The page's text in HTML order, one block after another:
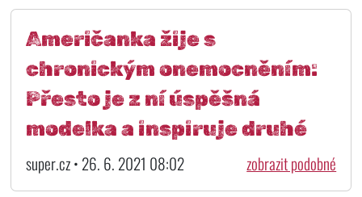
Američanka žije s
chronickým onemocněním:
Přesto je z ní úspěšná
modelka a inspiruje druhé
super.cz • 26. 6. 2021 08:02 zobrazit podobné